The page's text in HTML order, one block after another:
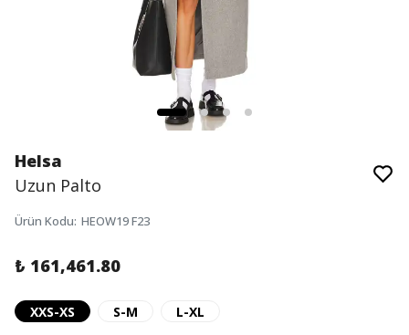
Helsa
Uzun Palto
Ürün Kodu: HEOW19 F23
₺ 161,461.80
XXS-XS S-M L-XL